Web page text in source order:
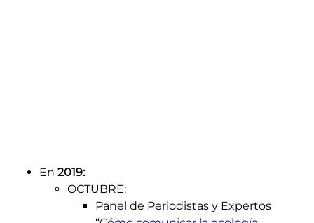
En 2019:
OCTUBRE:
Panel de Periodistas y Expertos